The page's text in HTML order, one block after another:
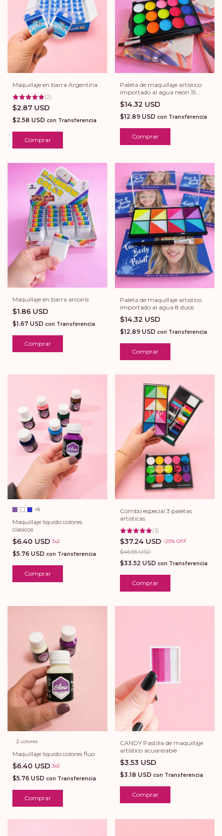
Maquillaje en barra Argentina
(2)
$2.87 USD
$2.58 USD con Transferencia
Paleta de maquillaje artistico
importado al agua neón 15
colores
$14.32 USD
$12.89 USD con Transferencia
Maquillaje en barra arcoiris
$1.86 USD
$1.67 USD con Transferencia
Paleta de maquillaje artistico
importado al agua 8 duos
$14.32 USD
$12.89 USD con Transferencia
+8
Maquillaje liquido colores
clasicos
$6.40 USD 3x2
$5.76 USD con Transferencia
Comprar
Combo especial 3 paletas
artisticas
(3)
$37.24 USD -20% OFF
$46.55 USD
$33.52 USD con Transferencia
2 colores
Maquillaje liquido colores fluo
$6.40 USD 3x2
$5.76 USD con Transferencia
Comprar
CANDY Pastilla de maquillaje
artístico acuarelable
$3.53 USD
$3.18 USD con Transferencia